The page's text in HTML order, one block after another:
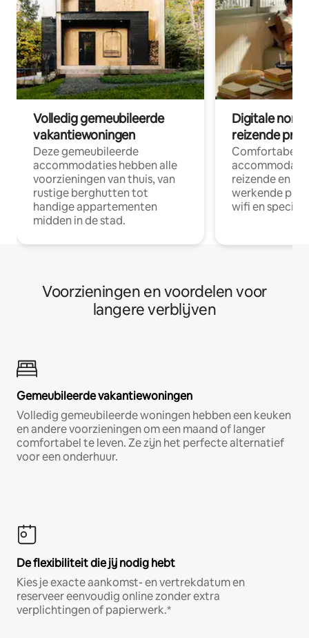
Volledig gemeubileerde
vakantiewoningen
Deze gemeubileerde
accommodaties hebben alle
voorzieningen van thuis, van
rustige berghutten tot
handige appartementen
midden in de stad.
Digitale
reizende
Comfortabele
reizende en
werkende
wifi en
Voorzieningen en voordelen voor
langere verblijven
Gemeubileerde vakantiewoningen
Volledig gemeubileerde woningen hebben een keuken
en andere voorzieningen om een maand of langer
comfortabel te leven. Ze zijn het perfecte alternatief
voor een onderhuur.
De flexibiliteit die jij nodig hebt
Kies je exacte aankomst- en vertrekdatum en
reserveer eenvoudig online zonder extra
verplichtingen of papierwerk.*